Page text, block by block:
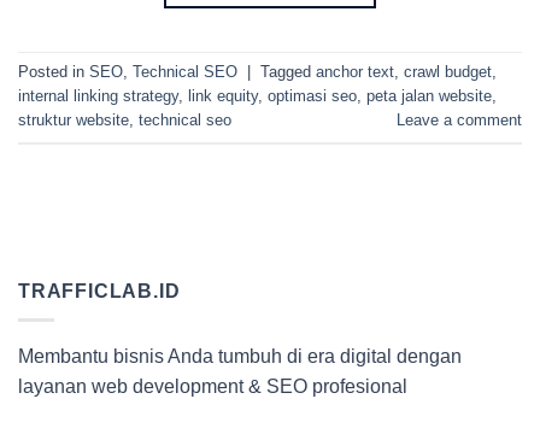
Posted in SEO Technical SEO Tagged anchor text crawl budget
internal linking strategy, link equity, optimasi seo peta jalan website
struktur website technical seo Leave a comment
TRAFFICLAB.ID
Membantu bisnis Anda tumbuh di era digital dengan
layanan web development & SEO profesional